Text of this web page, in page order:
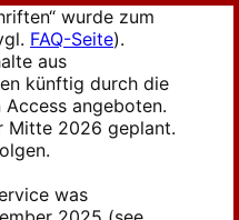
wurde zum
FAQ-Seite).
aus
künftig durch die
angeboten.
Mitte 2026 geplant.
was